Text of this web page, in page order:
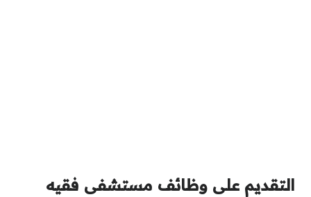
التقديم على وظائف مستشفى فقيه